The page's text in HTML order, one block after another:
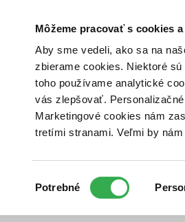
Môžeme pracovať s cookies
Aby sme vedeli, ako sa na
zbierame cookies. Niektoré
toho používame analytické
vás zlepšovať.
Marketingové cookies nám
tretími stranami. Veľmi by
súhlasu
Potrebné
Poukážky Kontakt